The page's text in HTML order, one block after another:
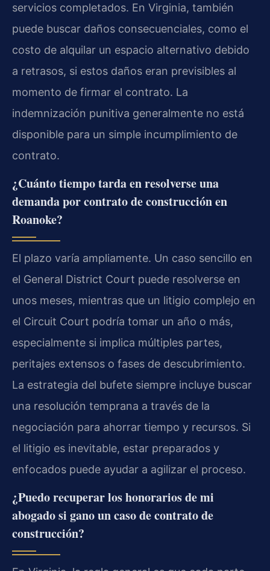
servicios completados. En Virginia, también
puede buscar daños consecuenciales, como el
costo de alquilar un espacio alternativo debido
a retrasos, si estos daños eran previsibles al
momento de firmar el contrato. La
indemnización punitiva generalmente no está
disponible para un simple incumplimiento de
contrato.
¿Cuánto tiempo tarda en resolverse una
demanda por contrato de construcción en
Roanoke?
El plazo varía ampliamente. Un caso sencillo en
el General District Court puede resolverse en
unos meses, mientras que un litigio complejo en
el Circuit Court podría tomar un año o más,
especialmente si implica múltiples partes,
peritajes extensos o fases de descubrimiento.
La estrategia del bufete siempre incluye buscar
una resolución temprana a través de la
negociación para ahorrar tiempo y recursos. Si
el litigio es inevitable, estar preparados y
enfocados puede ayudar a agilizar el proceso.
¿Puedo recuperar los honorarios de mi
abogado si gano un caso de contrato de
construcción?